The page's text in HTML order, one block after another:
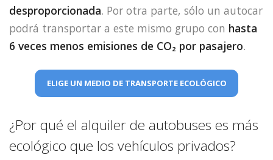
desproporcionada. Por otra parte, sólo un autocar
podrá transportar a este mismo grupo con hasta
6 veces menos emisiones de CO₂ por pasajero.
ELIGE UN MEDIO DE TRANSPORTE ECOLÓGICO
¿Por qué el alquiler de autobuses es más
ecológico que los vehículos privados?